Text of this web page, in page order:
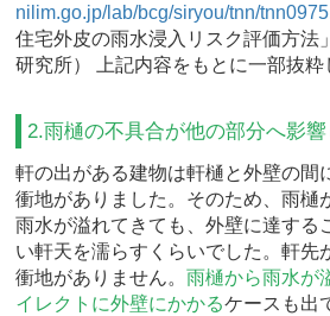
nilim.go.jp/lab/bcg/siryou/tnn/
住宅外皮の雨水浸入リスク評価方法
研究所） 上記内容をもとに一部抜
2.雨樋の不具合が他の部分へ影
軒の出がある建物は軒樋と外壁の間
衝地がありました。そのため、雨樋
雨水が溢れてきても、外壁に達する
い軒天を濡らすくらいでした。軒先
衝地がありません。雨樋から雨水が
イレクトに外壁にかかるケースも出